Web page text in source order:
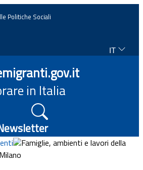
Politiche Sociali
IT
in Italia
Famiglie, ambienti e lavori della